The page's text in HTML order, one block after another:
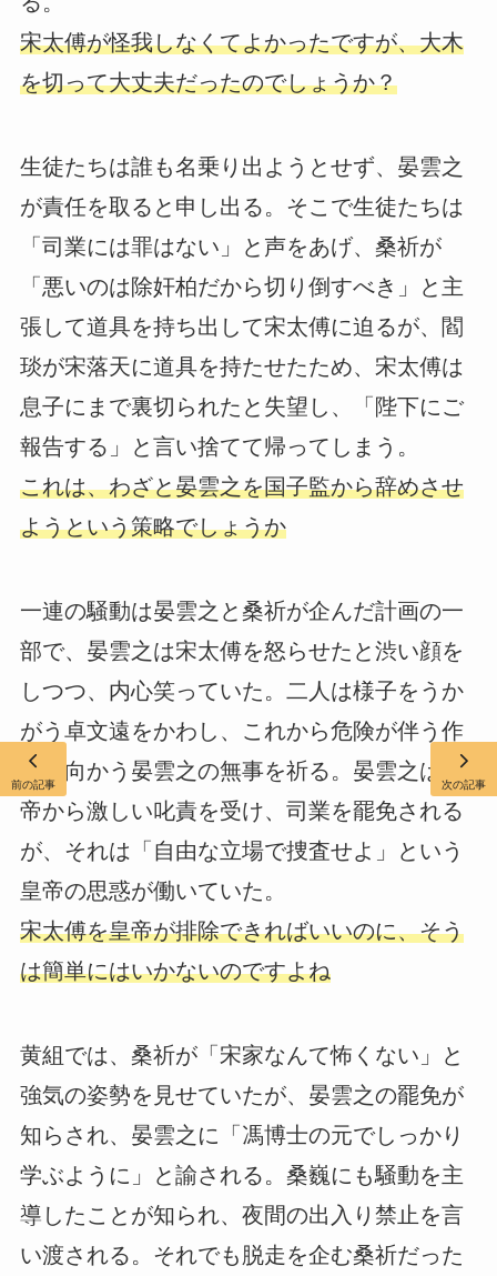
宋太傅が怪我しなくてよかったですが、大木
を切って大丈夫だったのでしょうか？
生徒たちは誰も名乗り出ようとせず、晏雲之
が責任を取ると申し出る。そこで生徒たちは
「司業には罪はない」と声をあげ、桑祈が
「悪いのは除奸柏だから切り倒すべき」と主
張して道具を持ち出して宋太傅に迫るが、閻
琰が宋落天に道具を持たせたため、宋太傅は
息子にまで裏切られたと失望し、「陛下にご
報告する」と言い捨てて帰ってしまう。
これは、わざと晏雲之を国子監から辞めさせ
ようという策略でしょうか
一連の騒動は晏雲之と桑祈が企んだ計画の一
部で、晏雲之は宋太傅を怒らせたと渋い顔を
しつつ、内心笑っていた。二人は様子をうか
がう卓文遠をかわし、これから危険が伴う作
戦に向かう晏雲之の無事を祈る。晏雲之は皇
帝から激しい叱責を受け、司業を罷免される
が、それは「自由な立場で捜査せよ」という
皇帝の思惑が働いていた。
宋太傅を皇帝が排除できればいいのに、そう
は簡単にはいかないのですよね
黄組では、桑祈が「宋家なんて怖くない」と
強気の姿勢を見せていたが、晏雲之の罷免が
知らされ、晏雲之に「馮博士の元でしっかり
学ぶように」と諭される。桑巍にも騒動を主
導したことが知られ、夜間の出入り禁止を言
い渡される。それでも脱走を企む桑祈だった
前の記事 次の記事